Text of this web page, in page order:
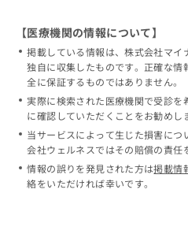
【医療機関の情報について】
掲載している情報は、株式会社マ
独自に収集したものです。正確な
全に保証するものではありません。
実際に検索された医療機関で受診を
に確認していただくことをお勧めし
当サービスによって生じた損害に
会社ウェルネスではその賠償の責任
情報の誤りを発見された方は掲載情
絡をいただければ幸いです。